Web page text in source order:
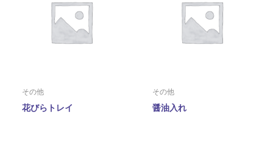
その他
花びらトレイ
その他
醤油入れ